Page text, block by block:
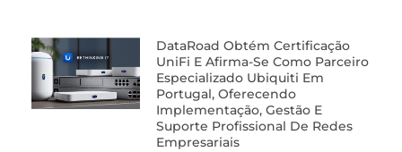
DataRoad Obtém Certificação
UniFi E Afirma-Se Como Parceiro
Especializado Ubiquiti Em
Portugal, Oferecendo
Implementação, Gestão E
Suporte Profissional De Redes
Empresariais